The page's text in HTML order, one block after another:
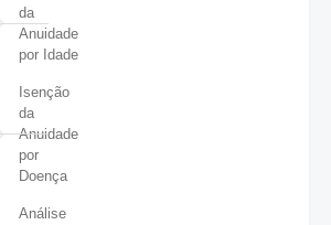
da
Anuidade
por Idade
Isenção
da
Anuidade
por
Doença
Análise